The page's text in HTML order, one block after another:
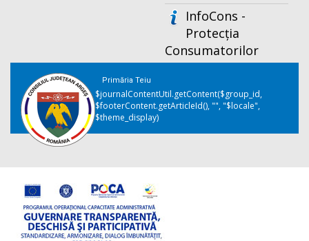
InfoCons -
Protecția
Consumatorilor
Primăria Teiu
$journalContentUtil.getContent($group_id,
$footerContent.getArticleId(), "", "$locale",
$theme_display)